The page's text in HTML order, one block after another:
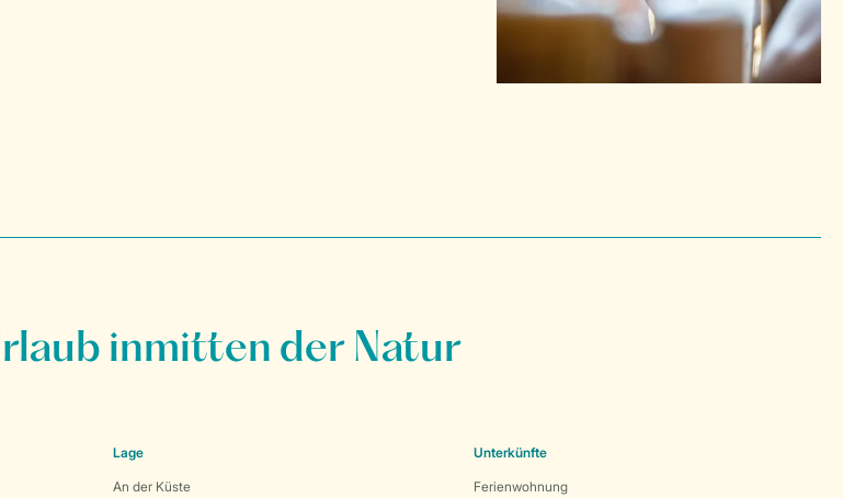
inmitten der Natur
Lage
An der Küste
Unterkünfte
Ferienwohnung